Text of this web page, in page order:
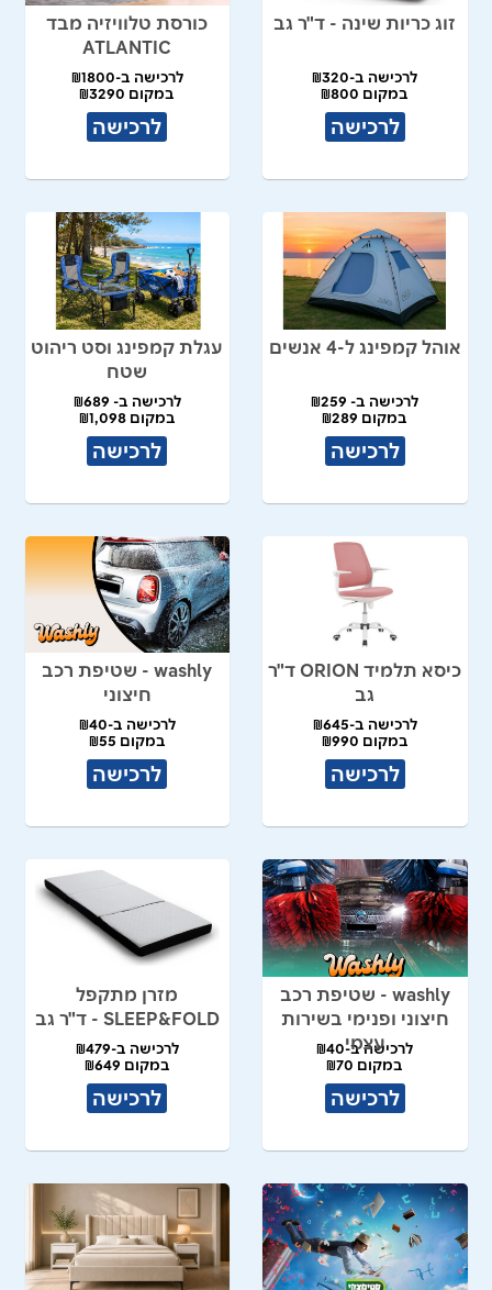
זוג כריות שינה - ד"ר גב
לרכישה ב-₪320
במקום ₪800
לרכישה
כורסת טלוויזיה מבד
ATLANTIC
לרכישה ב-₪1800
במקום ₪3290
לרכישה
אוהל קמפינג ל-4 אנשים
לרכישה ב- ₪259
במקום ₪289
לרכישה
עגלת קמפינג וסט ריהוט
שטח
לרכישה ב- ₪689
במקום ₪1,098
לרכישה
כיסא תלמיד ORION ד"ר
גב
לרכישה ב-₪645
במקום ₪990
לרכישה
washly - שטיפת רכב
חיצוני
לרכישה ב-₪40
במקום ₪55
לרכישה
washly - שטיפת רכב
חיצוני ופנימי בשירות
עצמי
לרכישה ב-₪40
במקום ₪70
לרכישה
מזרן מתקפל
SLEEP&FOLD - ד"ר גב
לרכישה ב-₪479
במקום ₪649
לרכישה